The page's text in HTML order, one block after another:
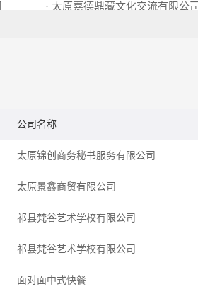
· 太原嘉德鼎藏文化交流有限公司
公司名称
太原锦创商务秘书服务有限公司
太原景鑫商贸有限公司
祁县梵谷艺术学校有限公司
祁县梵谷艺术学校有限公司
面对面中式快餐